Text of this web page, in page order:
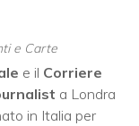
e Carte
e il Corriere
a Londra
in Italia per